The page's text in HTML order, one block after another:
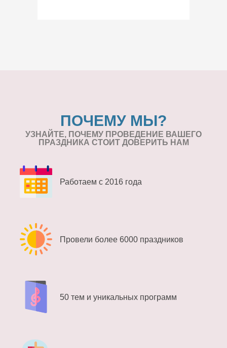
ПОЧЕМУ МЫ?
УЗНАЙТЕ, ПОЧЕМУ ПРОВЕДЕНИЕ ВАШЕГО
ПРАЗДНИКА СТОИТ ДОВЕРИТЬ НАМ
Работаем с 2016 года
Провели более 6000 праздников
50 тем и уникальных программ